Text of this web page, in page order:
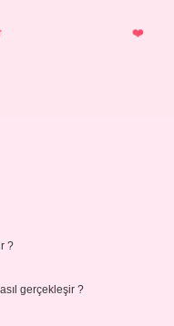
?
gerçekleşir ?